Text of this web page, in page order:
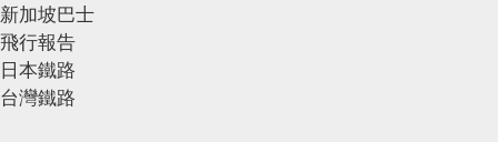
新加坡巴士
飛行報告
日本鐵路
台灣鐵路